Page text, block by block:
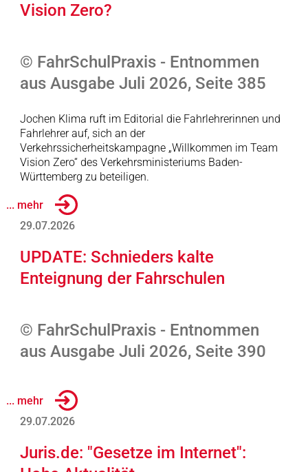
Vision Zero?
© FahrSchulPraxis - Entnommen
aus Ausgabe Juli 2026, Seite 385
Jochen Klima ruft im Editorial die Fahrlehrerinnen und
Fahrlehrer auf, sich an der
Verkehrssicherheitskampagne „Willkommen im Team
Vision Zero“ des Verkehrsministeriums Baden-
Württemberg zu beteiligen.
... mehr
29.07.2026
UPDATE: Schnieders kalte
Enteignung der Fahrschulen
© FahrSchulPraxis - Entnommen
aus Ausgabe Juli 2026, Seite 390
... mehr
29.07.2026
Juris.de: "Gesetze im Internet":